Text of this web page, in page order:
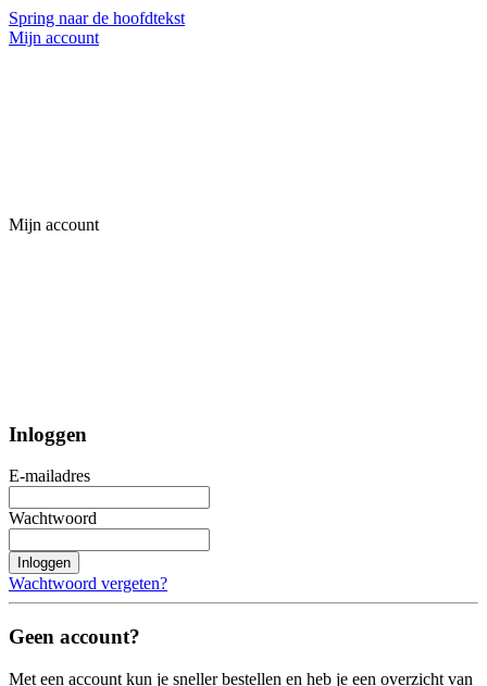
Spring naar de hoofdtekst
Mijn account
Mijn account
Inloggen
E-mailadres
Wachtwoord
Inloggen
Wachtwoord vergeten?
Geen account?
Met een account kun je sneller bestellen en heb je een overzicht van